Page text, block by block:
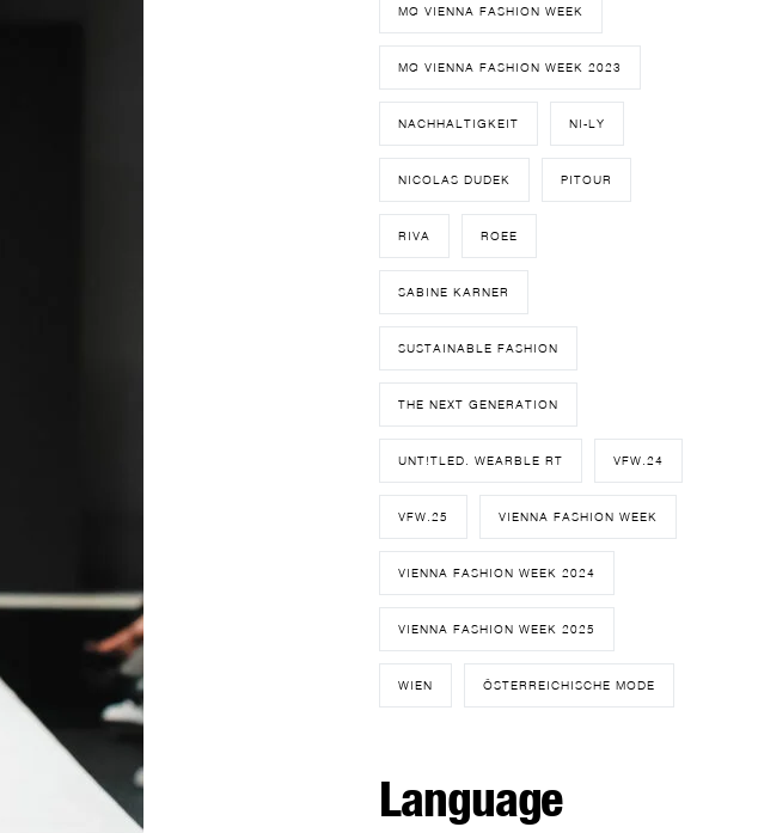
MQ VIENNA FASHION WEEK
MQ VIENNA FASHION WEEK 2023
NACHHALTIGKEIT NI-LY
NICOLAS DUDEK PITOUR
RIVA ROEE
SABINE KARNER
SUSTAINABLE FASHION
THE NEXT GENERATION
UNT!TLED. WEARBLE RT VFW.24
VFW.25 VIENNA FASHION WEEK
VIENNA FASHION WEEK 2024
VIENNA FASHION WEEK 2025
WIEN ÖSTERREICHISCHE MODE
Language